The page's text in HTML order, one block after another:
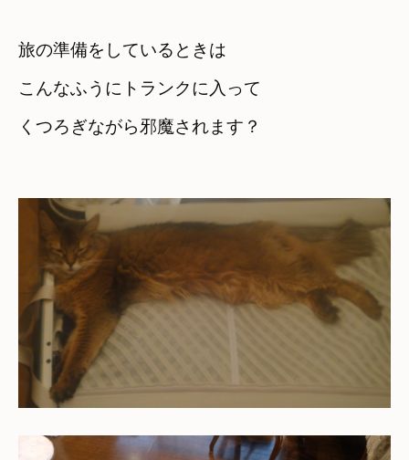
旅の準備をしているときは
こんなふうにトランクに入って
くつろぎながら邪魔されます？